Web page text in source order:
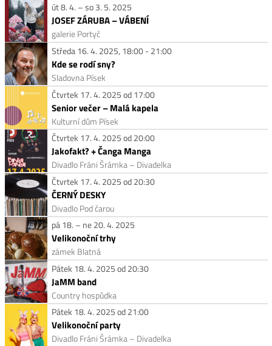
út 8. 4. – so 3. 5. 2025
JOSEF ZÁRUBA – VÁBENÍ
galerie Portyč
Středa 16. 4. 2025, 18:00 - 21:00
Kde se rodí sny?
Sladovna Písek
Čtvrtek 17. 4. 2025 od 17:00
Senior večer – Malá kapela
Kulturní dům Písek
Čtvrtek 17. 4. 2025 od 20:00
Jakofakt? + Čanga Manga
Divadlo Fráni Šrámka – Divadelka
Čtvrtek 17. 4. 2025 od 20:30
ČERNÝ DESKY
Divadlo Pod čarou
pá 18. – ne 20. 4. 2025
Velikonoční trhy
zámek Blatná
Pátek 18. 4. 2025 od 20:30
JaMM band
Country hospůdka
Pátek 18. 4. 2025 od 21:00
Velikonoční party
Divadlo Fráni Šrámka – Divadelka